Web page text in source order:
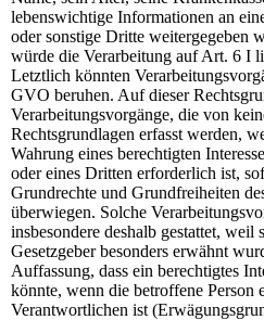
lebenswichtige Informationen an
oder sonstige Dritte weitergegeben
würde die Verarbeitung auf Art. 6 I
Letztlich könnten
GVO beruhen. Auf dieser
Verarbeitungsvorgänge, die von
Rechtsgrundlagen erfasst werden,
Wahrung eines berechtigten
oder eines Dritten erforderlich ist,
Grundrechte und Grundfreiheiten
überwiegen. Solche
insbesondere deshalb gestattet, weil
Gesetzgeber besonders erwähnt
Auffassung, dass ein berechtigtes
könnte, wenn die betroffene Person
Verantwortlichen ist